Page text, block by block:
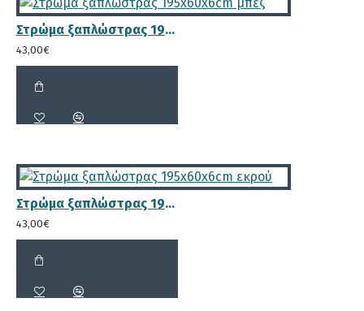
Τοσημαντικότερο πλεονέκτηματης ξαπλώστρας
είναι ότι κατασκευάζεται εξολοκλήρου από
ξύλο πεύκου
προσβάλλεται από μικροοργανισμούς (μύκητες,
έντομα, σκόρος) που διαβρώνουν το ξύλο. Με
διάρκεια ζωής. Συνοπτικά τα πλεονεκτήματα
3.6cm για μεγαλύτερη αντοχή στο
Στρώμα ξαπλώστρας 195x60x6cm μπεζ
43,00€
Στρώμα ξαπλώστρας 195x60x6cm εκρού
43,00€